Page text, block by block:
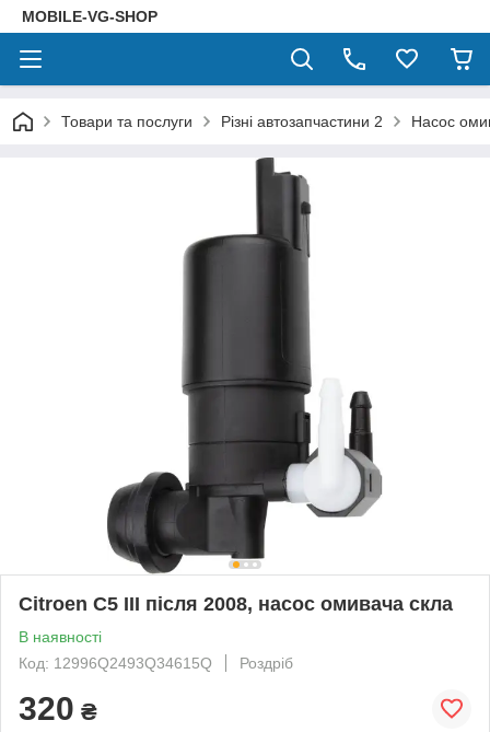
MOBILE-VG-SHOP
Товари та послуги Різні автозапчастини 2 Насос
Citroen C5 III після 2008, насос омивача скла
В наявності
Код: 12996Q2493Q34615Q
Роздріб
320 ₴